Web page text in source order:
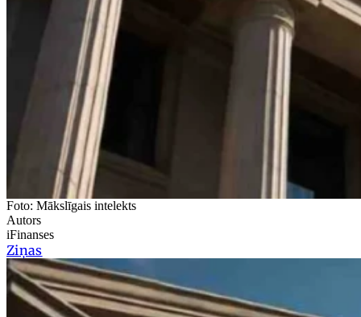
Foto: Mākslīgais intelekts
Autors
iFinanses
Ziņas